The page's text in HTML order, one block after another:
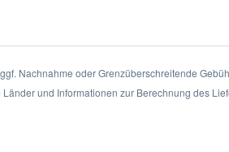
Nachnahme oder Grenzüberschreitende
und Informationen zur Berechnung des